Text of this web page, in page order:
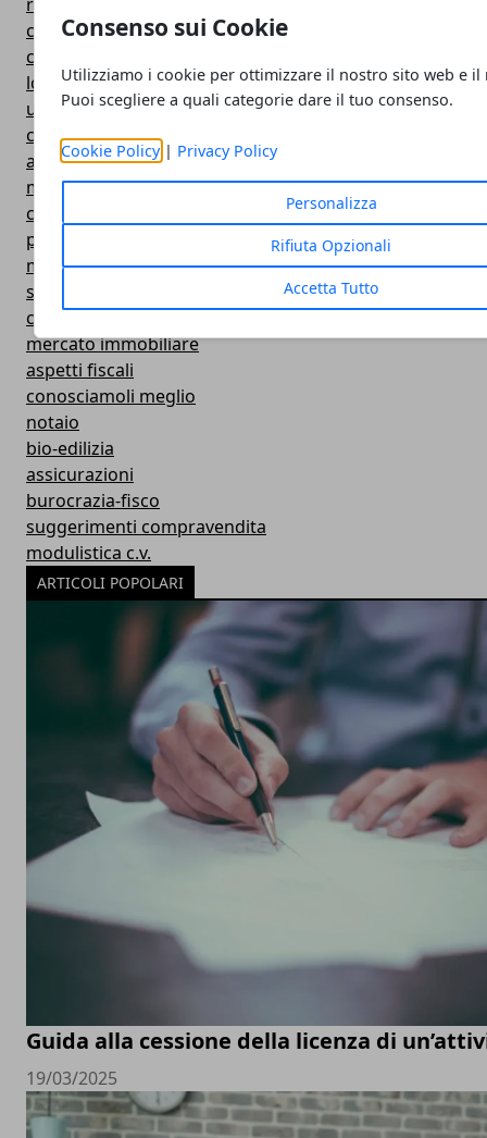
Consenso sui Cookie
Utilizziamo i cookie per ottimizzare il nostro sito web e il
Puoi scegliere a quali categorie dare il tuo consenso.
Cookie Policy| Privacy Policy
Personalizza
Rifiuta Opzionali
Accetta Tutto
consulenza immobiliare
curiosità e consigli
locazione
utenze
condominio
adempimenti fiscali
modulistica loc.
contratti
posto che vai casa che trovi
mutui
suggerimenti affitto
compravendita
mercato immobiliare
aspetti fiscali
conosciamoli meglio
notaio
bio-edilizia
assicurazioni
burocrazia-fisco
suggerimenti compravendita
modulistica c.v.
ARTICOLI POPOLARI
Guida alla cessione della licenza di
19/03/2025